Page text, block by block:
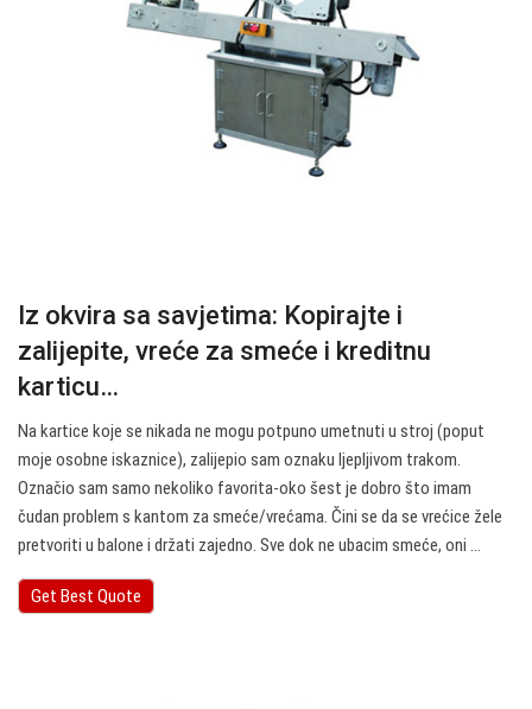
Iz okvira sa savjetima: Kopirajte i
zalijepite, vreće za smeće i kreditnu
karticu…
Na kartice koje se nikada ne mogu potpuno umetnuti u stroj (poput
moje osobne iskaznice), zalijepio sam oznaku ljepljivom trakom.
Označio sam samo nekoliko favorita-oko šest je dobro što imam
čudan problem s kantom za smeće/vrećama. Čini se da se vrećice žele
pretvoriti u balone i držati zajedno. Sve dok ne ubacim smeće, oni ...
Get Best Quote